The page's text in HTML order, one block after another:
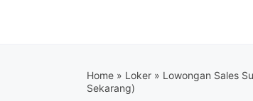
Home » Loker » Lowongan Sales
Sekarang)